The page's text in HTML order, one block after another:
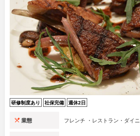
研修制度あり 社保完備 週休2日
業態 フレンチ ・レストラン・ダイ